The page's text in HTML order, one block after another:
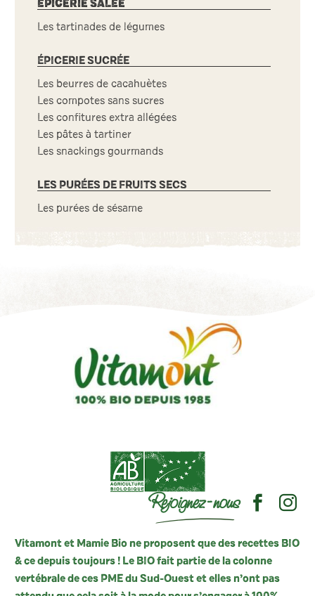
ÉPICERIE SALÉE
Les tartinades de légumes
ÉPICERIE SUCRÉE
Les beurres de cacahuètes
Les compotes sans sucres
Les confitures extra allégées
Les pâtes à tartiner
Les snackings gourmands
LES PURÉES DE FRUITS SECS
Les purées de sésame
Rejoignez-nous
Vitamont et Mamie Bio ne proposent que des recettes BIO
& ce depuis toujours ! Le BIO fait partie de la colonne
vertébrale de ces PME du Sud-Ouest et elles n’ont pas